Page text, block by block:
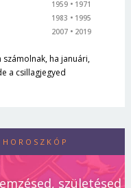
1959
1971
1983
1995
2007
2019
ha januári,
a csillagjegyed
születésed